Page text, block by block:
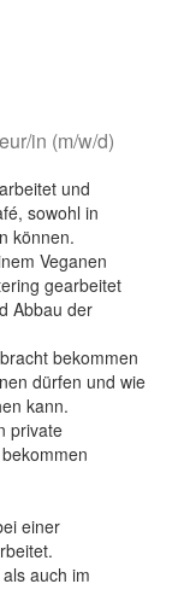
in (m/w/d)
und
sowohl in
können.
Veganen
gearbeitet
Abbau der
bekommen
dürfen und wie
kann.
private
einer
auch im